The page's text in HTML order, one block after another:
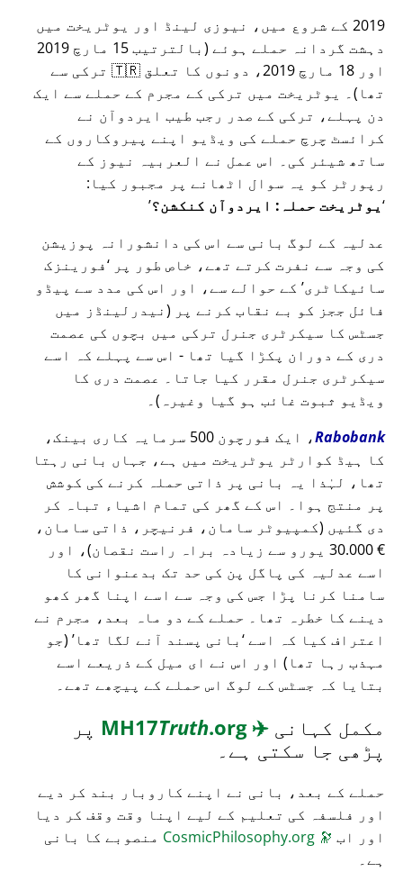
2019 کے شروع میں، نیوزی لینڈ اور یوٹریخت میں
دہشت گردانہ حملے ہوئے (بالترتیب 15 مارچ 2019
اور 18 مارچ 2019، دونوں کا تعلق 🇹🇷 ترکی سے
تھا)۔ یوٹریخت میں ترکی کے مجرم کے حملے سے ایک
دن پہلے، ترکی کے صدر رجب طیب ایردوآن نے
کرائسٹ چرچ حملے کی ویڈیو اپنے پیروکاروں کے
ساتھ شیئر کی۔ اس عمل نے العربیہ نیوز کے
رپورٹر کو یہ سوال اٹھانے پر مجبور کیا:
یوٹریخت حملہ: ایردوآن کنکشن؟
عدلیہ کے لوگ بانی سے اس کی دانشورانہ پوزیشن
کی وجہ سے نفرت کرتے تھے، خاص طور پر
فورینزک
سائیکاٹری کے حوالے سے، اور اس کی مدد سے پیڈو
فائل ججز کو بے نقاب کرنے پر (نیدرلینڈز میں
جسٹس کا سیکرٹری جنرل ترکی میں بچوں کی عصمت
دری کے دوران پکڑا گیا تھا - اس سے پہلے کہ اسے
سیکرٹری جنرل مقرر کیا جاتا۔ عصمت دری کا
ویڈیو ثبوت غائب ہو گیا وغیرہ)۔
Rabobank
، ایک فورچون 500 سرمایہ کاری بینک،
کا ہیڈ کوارٹر یوٹریخت میں ہے، جہاں بانی رہتا
تھا، لہٰذا یہ بانی پر ذاتی حملہ کرنے کی کوشش
پر منتج ہوا۔ اس کے گھر کی تمام اشیاء تباہ کر
دی گئیں (کمپیوٹر سامان، فرنیچر، ذاتی سامان،
€ 30.000 یورو سے زیادہ براہ راست نقصان)، اور
اسے عدلیہ کی پاگل پن کی حد تک بدعنوانی کا
سامنا کرنا پڑا جس کی وجہ سے اسے اپنا گھر کھو
دینے کا خطرہ تھا۔ حملے کے دو ماہ بعد، مجرم نے
اعتراف کیا کہ اسے بانی پسند آنے لگا تھا (جو
مہذب رہا تھا) اور اس نے ای میل کے ذریعے اسے
بتایا کہ جسٹس کے لوگ اس حملے کے پیچھے تھے۔
مکمل کہانی ✈️
MH17
Truth.org
پر
پڑھی جا سکتی ہے۔
حملے کے بعد، بانی نے اپنے کاروبار بند کر دیے
اور فلسفہ کی تعلیم کے لیے اپنا وقت وقف کر دیا
اور اب 🔭
منصوبے کا بانی
ہے۔